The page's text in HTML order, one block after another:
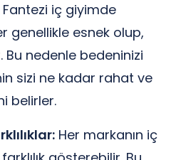
Fantezi iç giyimde
genellikle esnek olup,
Bu nedenle bedeninizi
sizi ne kadar rahat ve
belirler.
Her markanın iç